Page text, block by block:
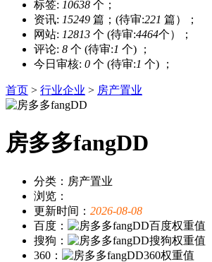
标签: 10638 个；
资讯: 15249 篇；(待审:221 篇）；
网站: 12813 个 (待审:4464个）；
评论: 8 个 (待审:1 个) ；
今日审核: 0 个 (待审:1 个) ；
首页 > 行业企业 > 房产置业
房多多fangDD
分类：房产置业
浏览：
更新时间： 2026-08-08
百度：
搜狗：
360：